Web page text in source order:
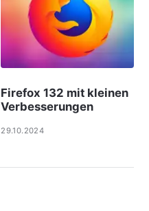
Firefox 132 mit kleinen
Verbesserungen
29.10.2024